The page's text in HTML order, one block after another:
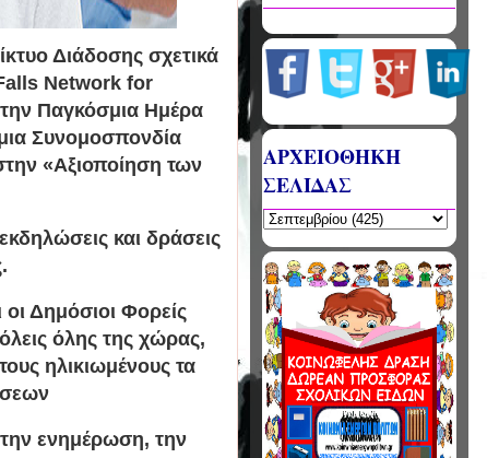
Διάδοσης σχετικά
Network for
Παγκόσμια Ημέρα
Συνομοσπονδία
«Αξιοποίηση των
και δράσεις
Δημόσιοι Φορείς
όλης της χώρας,
ηλικιωμένους τα
ενημέρωση, την
ΑΡΧΕΙΟΘΗΚΗ
ΣΕΛΙΔΑΣ